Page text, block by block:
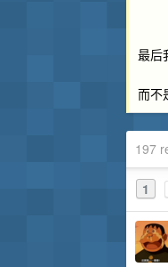
最后
而不
197
1